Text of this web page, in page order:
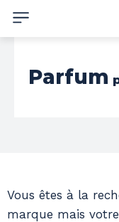
Parfum
Vous êtes à la
marque mais